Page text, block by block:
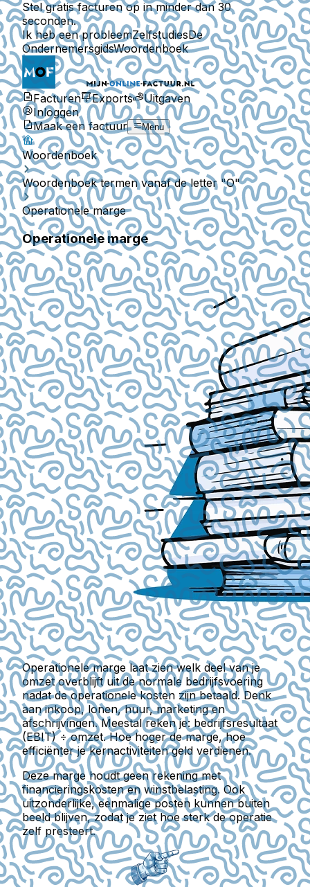
Stel gratis facturen op in minder dan 30
seconden.
Ik heb een probleemZelfstudiesDe
OndernemersgidsWoordenboek
Facturen Exports
Uitgaven
Inloggen
Maak een factuur
Menu
Woordenboek
Woordenboek termen vanaf de letter "O"
Operationele marge
Operationele marge
Operationele marge laat zien welk deel van je
omzet overblijft uit de normale bedrijfsvoering
nadat de operationele kosten zijn betaald. Denk
aan inkoop, lonen, huur, marketing en
afschrijvingen. Meestal reken je: bedrijfsresultaat
(EBIT) ÷ omzet. Hoe hoger de marge, hoe
efficiënter je kernactiviteiten geld verdienen.
Deze marge houdt geen rekening met
financieringskosten en winstbelasting. Ook
uitzonderlijke, eenmalige posten kunnen buiten
beeld blijven, zodat je ziet hoe sterk de operatie
zelf presteert.